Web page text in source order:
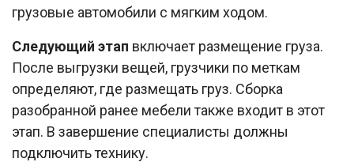
грузовые автомобили с мягким ходом.
Следующий этап включает размещение груза.
После выгрузки вещей, грузчики по меткам
определяют, где размещать груз. Сборка
разобранной ранее мебели также входит в этот
этап. В завершение специалисты должны
подключить технику.